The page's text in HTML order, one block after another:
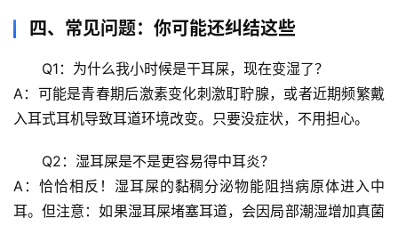
前
心
理
辟
四、常见问题：你可能还纠结这些
Q1：为什么我小时候是干耳屎，现在变湿了？
A：可能是青春期后激素变化刺激耵聍腺，或者近期频繁戴
入耳式耳机导致耳道环境改变。只要没症状，不用担心。
Q2：湿耳屎是不是更容易得中耳炎？
A：恰恰相反！湿耳屎的黏稠分泌物能阻挡病原体进入中
耳。但注意：如果湿耳屎堵塞耳道，会因局部潮湿增加真菌